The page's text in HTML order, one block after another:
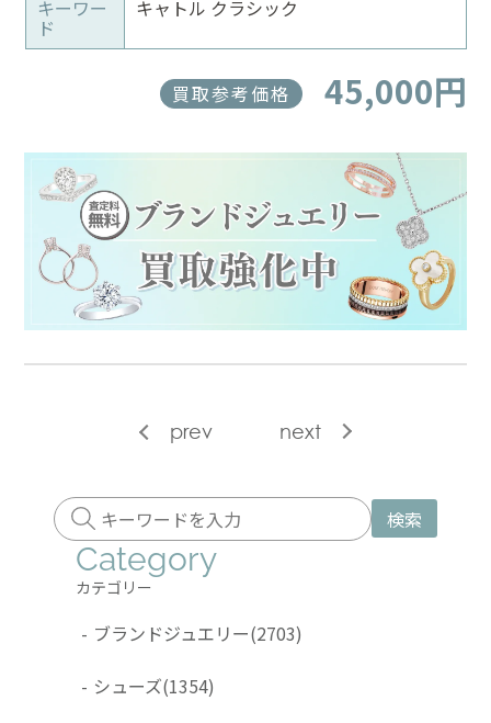
キーワー
ド
キャトル クラシック
買取参考価格 45,000円
prev next
検索
Category
カテゴリー
- ブランドジュエリー(2703)
- シューズ(1354)